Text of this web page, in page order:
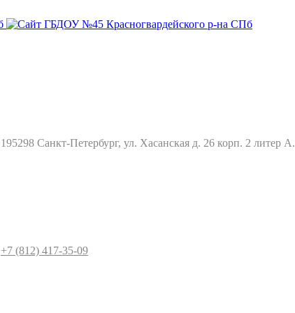
195298 Санкт-Петербург, ул. Хасанская д. 26 корп. 2 литер А.
+7 (812) 417-35-09